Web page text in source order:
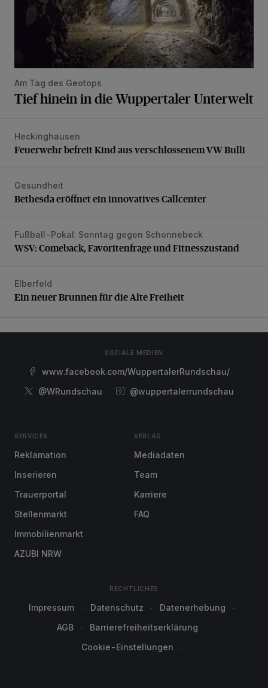
Am Tag des Geotops
Tief hinein in die Wuppertaler Unterwelt
Feuerwehr befreit Kind aus verschlossenem VW Bulli
Heckinghausen
Feuerwehr befreit Kind aus verschlossenem VW Bulli
Bethesda eröffnet ein innovatives Callcenter
Gesundheit
Bethesda eröffnet ein innovatives Callcenter
WSV: Comeback, Favoritenfrage und Fitnesszustand
Fußball-Pokal: Sonntag gegen Schonnebeck
WSV: Comeback, Favoritenfrage und Fitnesszustand
Ein neuer Brunnen für die Alte Freiheit
Elberfeld
Ein neuer Brunnen für die Alte Freiheit
SOZIALE MEDIEN
www.facebook.com/WuppertalerRundschau/
@WRundschau
@wuppertalerrundschau
SERVICES
Reklamation
Inserieren
Trauerportal
Stellenmarkt
Immobilienmarkt
AZUBI NRW
VERLAG
Mediadaten
Team
Karriere
FAQ
RECHTLICHES
Impressum Datenschutz
Datenerhebung
AGB
Barrierefreiheitserklärung
Cookie-Einstellungen